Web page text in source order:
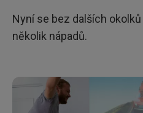
Nyní se bez dalších
několik nápadů.